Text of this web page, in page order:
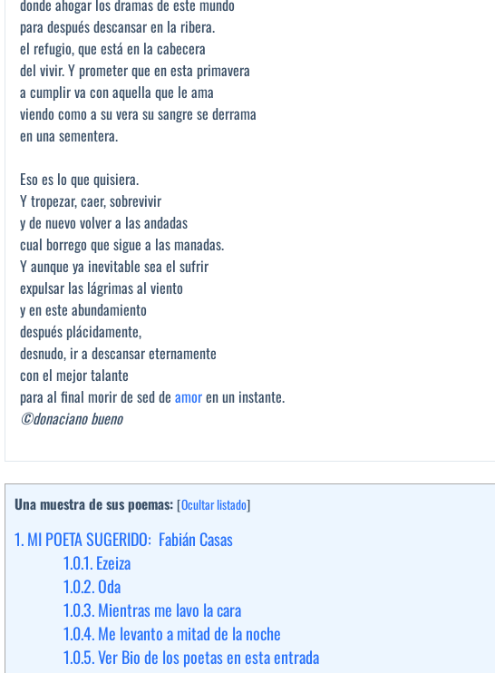
donde ahogar los dramas de este mundo
para después descansar en la ribera.
el refugio, que está en la cabecera
del vivir. Y prometer que en esta primavera
a cumplir va con aquella que le ama
viendo como a su vera su sangre se derrama
en una sementera.
Eso es lo que quisiera.
Y tropezar, caer, sobrevivir
y de nuevo volver a las andadas
cual borrego que sigue a las manadas.
Y aunque ya inevitable sea el sufrir
expulsar las lágrimas al viento
y en este abundamiento
después plácidamente,
desnudo, ir a descansar eternamente
con el mejor talante
para al final morir de sed de amoren un instante.
©donaciano bueno
Una muestra de sus poemas: [Ocultar listado]
1.MI POETA SUGERIDO: Fabián Casas
1.0.1.Ezeiza
1.0.2.Oda
1.0.3.Mientras me lavo la cara
1.0.4.Me levanto a mitad de la noche
1.0.5.Ver Bio de los poetas en esta entrada